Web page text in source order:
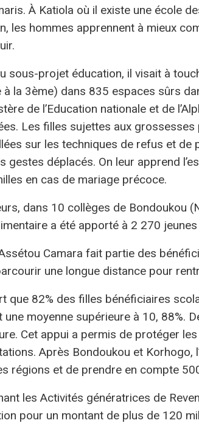
À Katiola où il existe une école
les hommes apprennent à mieux
sous-projet éducation, il visait à
à la 3ème) dans 835 espaces sûrs
de l’Education nationale et de
Les filles sujettes aux
sur les techniques de refus et
gestes déplacés. On leur apprend
en cas de mariage précoce.
dans 10 collèges de Bondoukou
a été apporté à 2 270
Assétou Camara fait partie des
une longue distance pour
que 82% des filles bénéficiaires
une moyenne supérieure à 10, 88%.
Cet appui a permis de protéger
Après Bondoukou et Korhogo,
régions et de prendre en compte
les Activités génératrices de
pour un montant de plus de 120